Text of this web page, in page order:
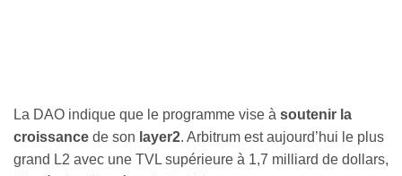
La DAO indique que le programme vise à soutenir la
croissance de son layer2. Arbitrum est aujourd’hui le plus
grand L2 avec une TVL supérieure à 1,7 milliard de dollars,